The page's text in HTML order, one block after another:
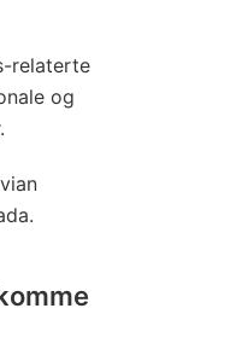
relaterte
og